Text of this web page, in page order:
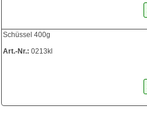
Schüssel 400g
Art.-Nr.: 0213kl